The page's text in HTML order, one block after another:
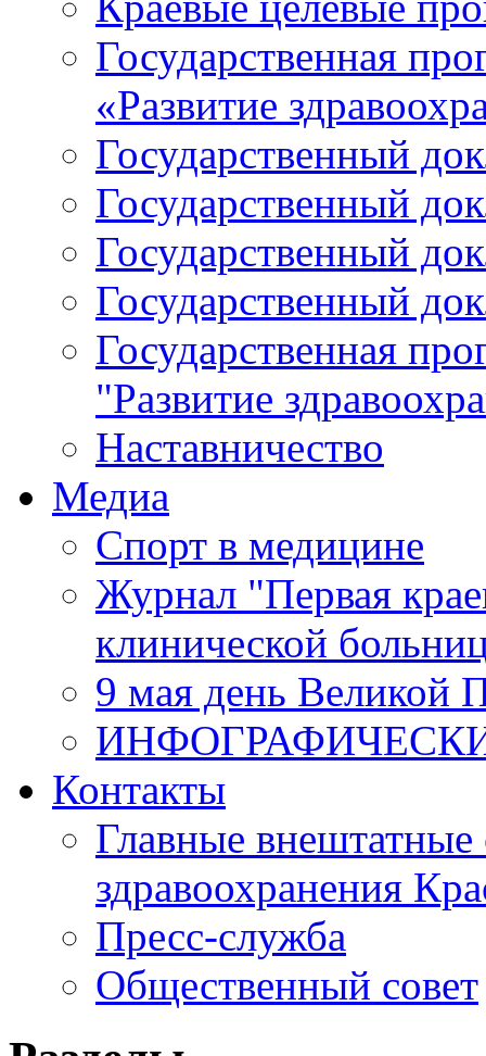
Государственная
«Развитие
Государственный
Государственный
Государственный
Государственный
Государственная
"Развитие
Наставничество
Медиа
Спорт в медицине
Журнал "Первая
клинической
9 мая день Великой
Контакты
Главные внештатные
здравоохранения
Пресс-служба
Общественный совет